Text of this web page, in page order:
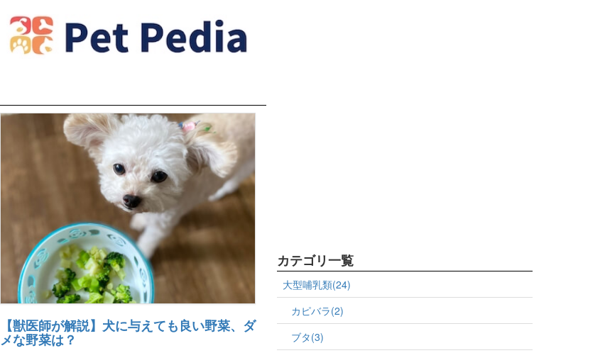
【獣医師が解説】犬に与えても良い野菜、ダ
メな野菜は？
カテゴリ一覧
大型哺乳類(24)
カピバラ(2)
ブタ(3)